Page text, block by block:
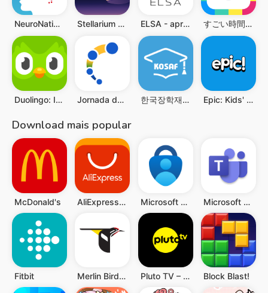
NeuroNation Memoria Trainer Stellarium - Mapa de Estrelas ELSA - aprenda a falar inglês すごい時間割- 大学生の時間割
Duolingo: Inglês e muito mais! Jornada do Estudante 한국장학재단 Epic: Kids' Books & Reading
Download mais popular
McDonald's AliExpress: Compras online Microsoft Authenticator Microsoft Teams
Fitbit Merlin Bird ID por Cornell Lab Pluto TV – TV Ao vivo e Filmes Block Blast!